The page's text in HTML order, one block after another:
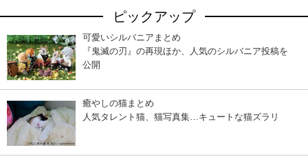
ピックアップ
可愛いシルバニアまとめ
『鬼滅の刃』の再現ほか、人気のシルバニア投稿を
公開
癒やしの猫まとめ
人気タレント猫、猫写真集…キュートな猫ズラリ